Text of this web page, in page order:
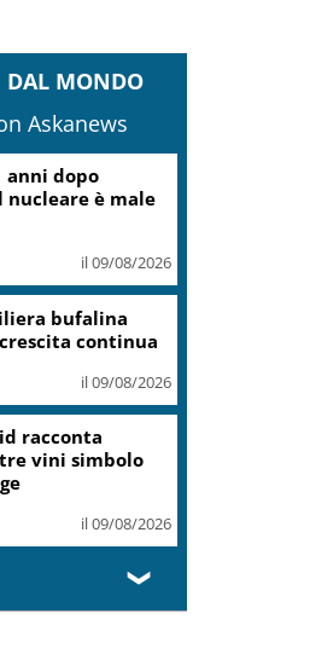
DAL MONDO
Askanews
anni dopo
nucleare è male
il 09/08/2026
bufalina
continua
il 09/08/2026
racconta
tre vini simbolo
il 09/08/2026
❯